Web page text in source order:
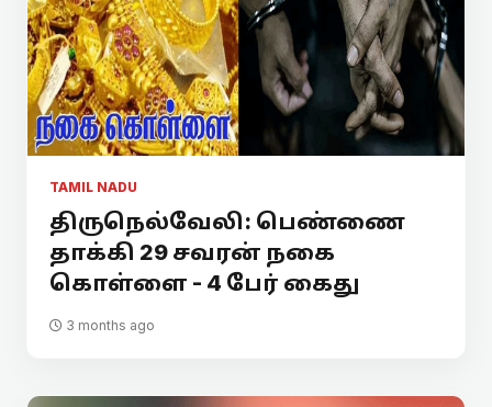
TAMIL NADU
திருநெல்வேலி: பெண்ணை
தாக்கி 29 சவரன் நகை
கொள்ளை - 4 பேர் கைது
3 months ago